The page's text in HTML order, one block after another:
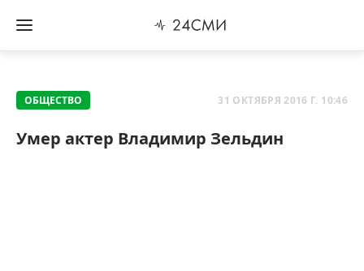
ОБЩЕСТВО 31 ОКТЯБРЯ 2016 Г. 10:46
Умер актер Владимир Зельдин